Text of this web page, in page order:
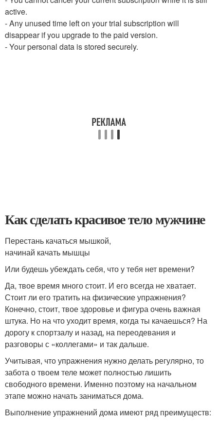
active.
- Any unused time left on your trial subscription will
disappear if you upgrade to the paid version.
- Your personal data is stored securely.
Как сделать красивое тело мужчине
Перестань качаться мышкой,
начинай качать мышцы
Или будешь убеждать себя, что у тебя нет времени?
Да, твое время много стоит. И его всегда не хватает.
Стоит ли его тратить на физические упражнения?
Конечно, стоит, твое здоровье и фигура очень важная
штука. Но на что уходит время, когда ты качаешься? На
дорогу к спортзалу и назад, на переодевания и
разговоры с «коллегами» и так дальше.
Учитывая, что упражнения нужно делать регулярно, то
забота о твоем теле может полностью лишить
свободного времени. Именно поэтому на начальном
этапе можно начать заниматься дома.
Выполнение упражнений дома имеют ряд преимуществ: